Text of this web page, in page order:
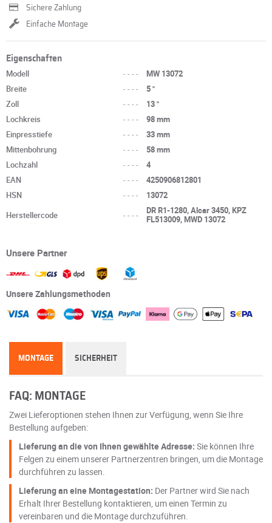
Sichere Zahlung
Einfache Montage
Eigenschaften
Modell ----
MW 13072
Breite
----
5 "
Zoll
----
13 "
Lochkreis
----
98 mm
Einpresstiefe
----
33 mm
Mittenbohrung
----
58 mm
Lochzahl
----
4
EAN
----
4250906812801
HSN
----
13072
Herstellercode
----
DR R1-1280, Alcar 3450, KPZ
FL513009, MWD 13072
Unsere Partner
Unsere Zahlungsmethoden
MONTAGE SICHERHEIT
FAQ: MONTAGE
Zwei Lieferoptionen stehen Ihnen zur Verfügung, wenn Sie Ihre
Bestellung aufgeben:
Lieferung an die von Ihnen gewählte Adresse: Sie können Ihre
Felgen zu einem unserer Partnerzentren bringen, um die Montage
durchführen zu lassen.
Lieferung an eine Montagestation: Der Partner wird Sie nach
Erhalt Ihrer Bestellung kontaktieren, um einen Termin zu
vereinbaren und die Montage durchzuführen.